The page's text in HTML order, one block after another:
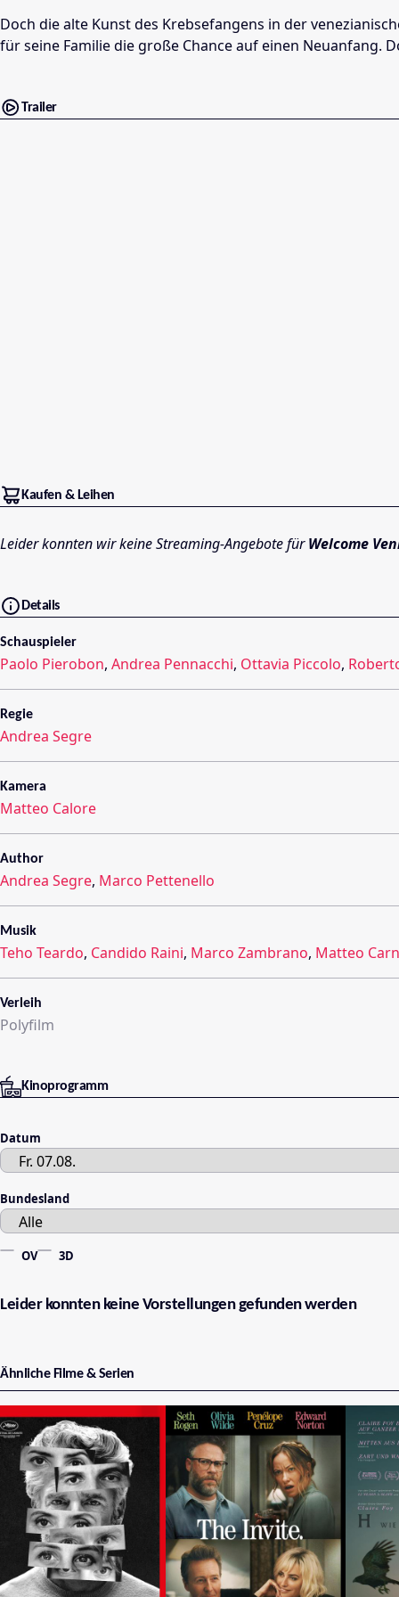
Doch die alte Kunst des Krebsefangens in der
für seine Familie die große Chance auf einen Neuanfang.
Trailer
Kaufen & Leihen
Leider konnten wir keine Streaming-Angebote fürWelcome
Details
Schauspieler
Paolo Pierobon, Andrea Pennacchi, Ottavia Piccolo,
Regie
Andrea Segre
Kamera
Matteo Calore
Author
Andrea Segre, Marco Pettenello
Musik
Teho Teardo, Candido Raini, Marco Zambrano, Matteo
Verleih
Polyfilm
Kinoprogramm
Datum
Bundesland
OV 3D
Leider konnten keine Vorstellungen gefunden werden
Ähnliche Filme & Serien